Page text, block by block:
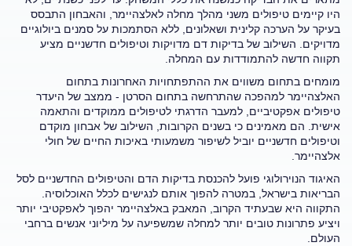
היו קיימים טיפולים משני מהלך מחלה לאלצהיימר, והאבחון התבסס
בעיקר על הערכה קלינית ושאלונים, ללא הסתמכות על סמנים ביולוגיים
מדויקים. השילוב של בדיקות דם מדויקות וטיפולים חדשניים מציע
תקווה חדשה להתמודדות עם המחלה.
מומחים בתחום משווים את ההתפתחויות האחרונות בתחום
האלצהיימר למהפכה שהתרחשה בתחום הסרטן - ממצב של היעדר
טיפולים אפקטיביים, למעבר הדרגתי לטיפולים ממוקדים והתאמה
אישית. הם מאמינים כי בשנים הקרובות, השילוב של אבחון מוקדם
וטיפולים חדשניים יוביל לשיפור משמעותי באיכות החיים של חולי
אלצהיימר.
האיגוד הנוירולוגי פועל להכנסת בדיקות הדם והטיפולים החדשניים לסל
הבריאות בישראל, במטרה להפוך אותם לנגישים לכלל האוכלוסיה.
התקווה היא שבעתיד הקרוב, המאבק באלצהיימר יהפוך לאפקטיבי יותר
ויציע פתרונות טובים יותר למחלה שמשפיעה על מיליוני אנשים ברחבי
העולם.